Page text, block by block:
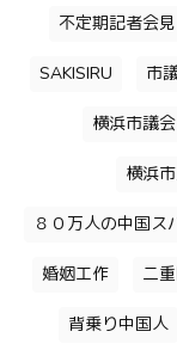
不定期記者会見
SAKISIRU 市
横浜市議会
横浜
８０万人の中国ス
婚姻工作 二
背乗り中国人